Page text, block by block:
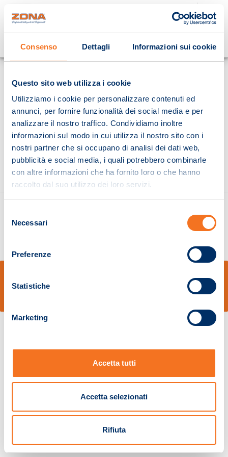
Consenso Dettagli Informazioni sui cookie
Questo sito web utilizza i cookie
Utilizziamo i cookie per personalizzare contenuti ed
annunci, per fornire funzionalità dei social media e per
analizzare il nostro traffico. Condividiamo inoltre
informazioni sul modo in cui utilizza il nostro sito con i
nostri partner che si occupano di analisi dei dati web,
pubblicità e social media, i quali potrebbero combinarle
con altre informazioni che ha fornito loro o che hanno
raccolto dal suo utilizzo dei loro servizi.
delNecessari
Preferenze
Statistiche
Marketing
Accetta tutti
Accetta selezionati
Rifiuta
Cosa stai cercando?
Pistoia 01680210505 – R.E.A. n.155974 - Cap.Soc. € 2.000.000,00 i.v. La
Società adotta il Codice Etico D.lgs. 231/01